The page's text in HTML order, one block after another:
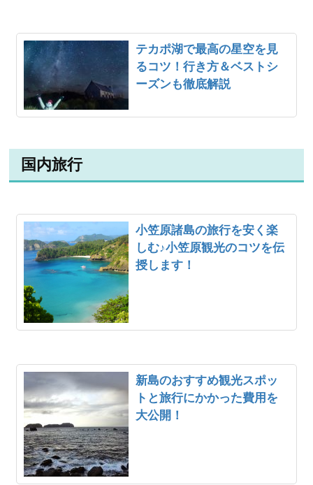
テカポ湖で最高の星空を見
るコツ！行き方＆ベストシ
ーズンも徹底解説
国内旅行
小笠原諸島の旅行を安く楽
しむ♪小笠原観光のコツを伝
授します！
新島のおすすめ観光スポッ
トと旅行にかかった費用を
大公開！